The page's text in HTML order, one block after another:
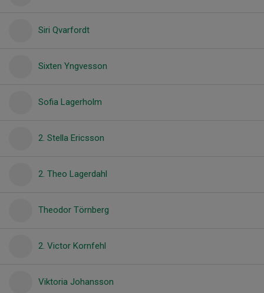
Siri Qvarfordt
Sixten Yngvesson
Sofia Lagerholm
2. Stella Ericsson
2. Theo Lagerdahl
Theodor Törnberg
2. Victor Kornfehl
Viktoria Johansson